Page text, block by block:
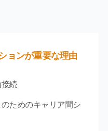
ョンが重要な理由
続
ためのキャリア間シ